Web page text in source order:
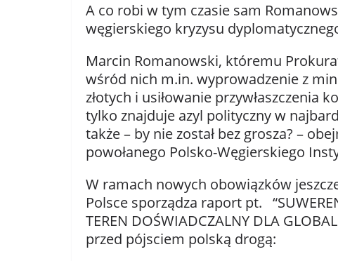
A co robi w tym czasie sam
węgierskiego kryzysu
Marcin Romanowski, któremu
wśród nich m.in. wyprowadzenie z
złotych i usiłowanie przywłaszczenia
tylko znajduje azyl polityczny w
także – by nie został bez grosza? –
powołanego Polsko-Węgierskiego
W ramach nowych obowiązków
Polsce sporządza raport pt.
TEREN DOŚWIADCZALNY DLA
przed pójsciem polską drogą: